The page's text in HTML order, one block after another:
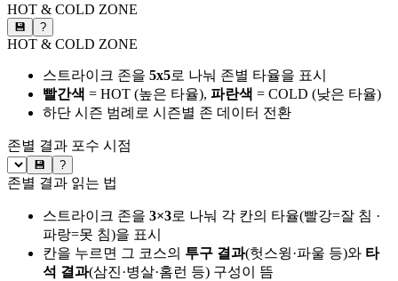
HOT & COLD ZONE
💾 ?
HOT & COLD ZONE
스트라이크 존을 5x5로 나눠 존별 타율을 표시
빨간색 = HOT (높은 타율), 파란색 = COLD (낮은 타율)
하단 시즌 범례로 시즌별 존 데이터 전환
존별 결과 포수 시점
💾 ?
존별 결과 읽는 법
스트라이크 존을 3×3로 나눠 각 칸의 타율(빨강=잘 침 ·
파랑=못 침)을 표시
칸을 누르면 그 코스의 투구 결과(헛스윙·파울 등)와 타
석 결과(삼진·병살·홈런 등) 구성이 뜸